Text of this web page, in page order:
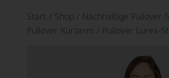
Start / Shop / Nachhaltige Pullover
Pullover Kurzarm / Pullover Lurex-